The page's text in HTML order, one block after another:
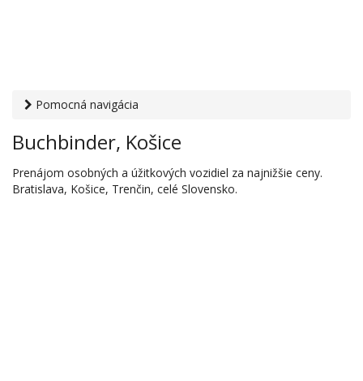
Pomocná navigácia
prenájom úžitkových vozidiel› Buchbinder, Košice
Buchbinder, Košice
Prenájom osobných a úžitkových vozidiel za najnižšie ceny.
Bratislava, Košice, Trenčin, celé Slovensko.